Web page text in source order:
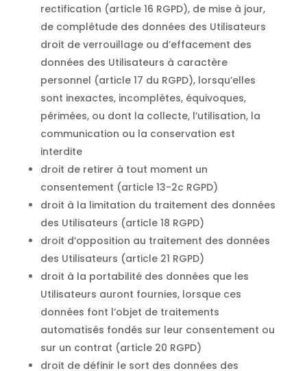
rectification (article 16 RGPD), de mise à jour,
de complétude des données des Utilisateurs
droit de verrouillage ou d’effacement des
données des Utilisateurs à caractère
personnel (article 17 du RGPD), lorsqu’elles
sont inexactes, incomplètes, équivoques,
périmées, ou dont la collecte, l’utilisation, la
communication ou la conservation est
interdite
droit de retirer à tout moment un
consentement (article 13-2c RGPD)
droit à la limitation du traitement des données
des Utilisateurs (article 18 RGPD)
droit d’opposition au traitement des données
des Utilisateurs (article 21 RGPD)
droit à la portabilité des données que les
Utilisateurs auront fournies, lorsque ces
données font l’objet de traitements
automatisés fondés sur leur consentement ou
sur un contrat (article 20 RGPD)
droit de définir le sort des données des